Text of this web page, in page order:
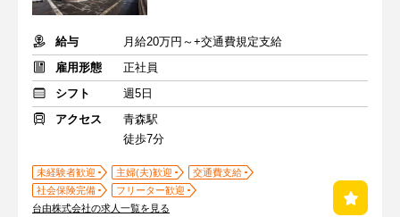
給与
月給20万円～+交通費規定支給
雇用形態
正社員
シフト
週5日
アクセス
青森駅
徒歩7分
未経験者歓迎 主婦(夫)歓迎
交通費支給
社会保険完備
フリーター歓迎
台由株式会社の求人一覧を見る